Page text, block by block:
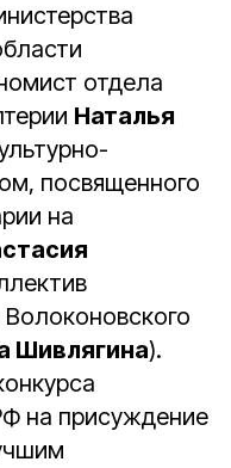
отдела
Наталья
посвященного
на
Шивлягина).
на присуждение